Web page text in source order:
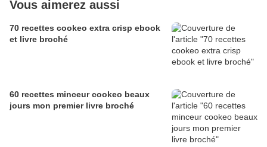
Vous aimerez aussi
70 recettes cookeo extra crisp ebook
et livre broché
60 recettes minceur cookeo beaux
jours mon premier livre broché